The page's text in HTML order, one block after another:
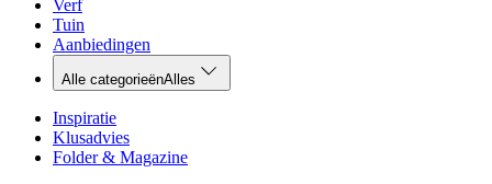
Verf
Tuin
Aanbiedingen
Alle categorieënAlles
Inspiratie
Klusadvies
Folder & Magazine